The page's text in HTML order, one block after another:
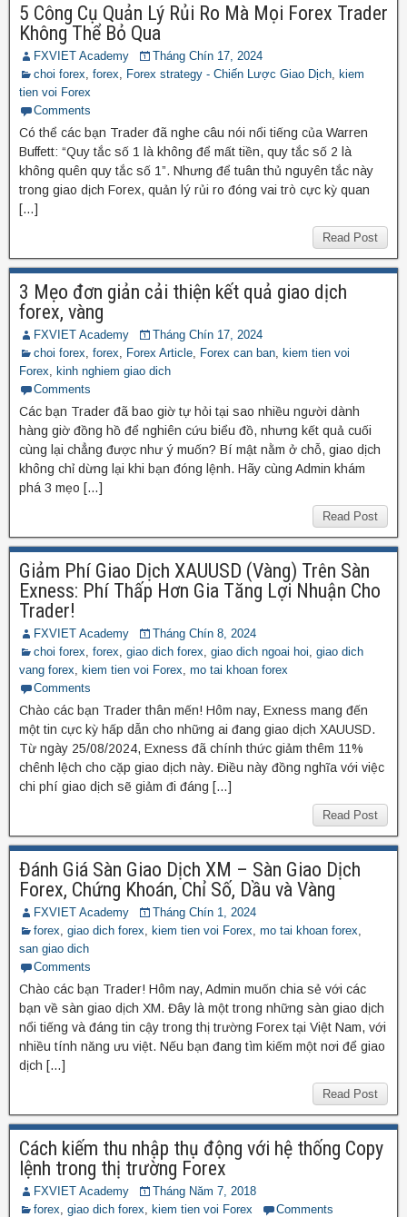
5 Công Cụ Quản Lý Rủi Ro Mà Mọi Forex Trader
Không Thể Bỏ Qua
FXVIET Academy
Tháng Chín 17, 2024
choi forex forex Forex strategy - Chiến Lược Giao Dịch
kiem
tien voi Forex
Comments
Có thể các bạn Trader đã nghe câu nói nổi tiếng của Warren
Buffett: “Quy tắc số 1 là không để mất tiền, quy tắc số 2 là
không quên quy tắc số 1”. Nhưng để tuân thủ nguyên tắc này
trong giao dịch Forex, quản lý rủi ro đóng vai trò cực kỳ quan
[…]
Read Post
3 Mẹo đơn giản cải thiện kết quả giao dịch
forex, vàng
FXVIET Academy
Tháng Chín 17, 2024
choi forex forex Forex Article Forex can ban
kiem tien voi
Forex
kinh nghiem giao dich
Comments
Các bạn Trader đã bao giờ tự hỏi tại sao nhiều người dành
hàng giờ đồng hồ để nghiên cứu biểu đồ, nhưng kết quả cuối
cùng lại chẳng được như ý muốn? Bí mật nằm ở chỗ, giao dịch
không chỉ dừng lại khi bạn đóng lệnh. Hãy cùng Admin khám
phá 3 mẹo […]
Read Post
Giảm Phí Giao Dịch XAUUSD (Vàng) Trên Sàn
Exness: Phí Thấp Hơn Gia Tăng Lợi Nhuận Cho
Trader!
FXVIET Academy
Tháng Chín 8, 2024
choi forex forex giao dich forex giao dich ngoai hoi giao dich
vang forex
kiem tien voi Forex mo tai khoan forex
Comments
Chào các bạn Trader thân mến! Hôm nay, Exness mang đến
một tin cực kỳ hấp dẫn cho những ai đang giao dịch XAUUSD.
Từ ngày 25/08/2024, Exness đã chính thức giảm thêm 11%
chênh lệch cho cặp giao dịch này. Điều này đồng nghĩa với việc
chi phí giao dịch sẽ giảm đi đáng […]
Read Post
Đánh Giá Sàn Giao Dịch XM – Sàn Giao Dịch
Forex, Chứng Khoán, Chỉ Số, Dầu và Vàng
FXVIET Academy
Tháng Chín 1, 2024
forex giao dich forex kiem tien voi Forex mo tai khoan forex
san giao dich
Comments
Chào các bạn Trader! Hôm nay, Admin muốn chia sẻ với các
bạn về sàn giao dịch XM. Đây là một trong những sàn giao dịch
nổi tiếng và đáng tin cậy trong thị trường Forex tại Việt Nam, với
nhiều tính năng ưu việt. Nếu bạn đang tìm kiếm một nơi để giao
dịch […]
Read Post
Cách kiếm thu nhập thụ động với hệ thống Copy
lệnh trong thị trường Forex
FXVIET Academy
Tháng Năm 7, 2018
forex giao dich forex kiem tien voi Forex Comments